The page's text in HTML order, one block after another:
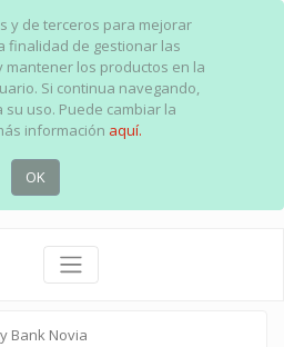
y de terceros para mejorar
finalidad de gestionar las
mantener los productos en la
Si continua navegando,
uso. Puede cambiar la
información aquí.
OK
Bank Novia